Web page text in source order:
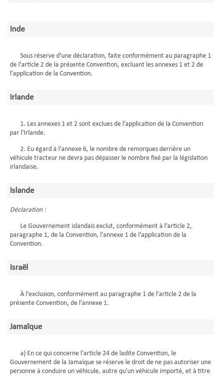
Inde
Sous réserve d'une déclaration, faite conformément au paragraphe 1
de l'article 2 de la présente Convention, excluant les annexes 1 et 2 de
l'application de la Convention.
Irlande
1. Les annexes 1 et 2 sont exclues de l'application de la Convention
par l'Irlande.
2. Eu égard à l'annexe 6, le nombre de remorques derrière un
véhicule tracteur ne devra pas dépasser le nombre fixé par la législation
irlandaise.
Islande
Déclaration :
Le Gouvernement islandais exclut, conformément à l'article 2,
paragraphe 1, de la Convention, l'annexe 1 de l'application de la
Convention.
Israël
À l'exclusion, conformément au paragraphe 1 de l'article 2 de la
présente Convention, de l'annexe 1.
Jamaïque
a) En ce qui concerne l'article 24 de ladite Convention, le
Gouvernement de la Jamaïque se réserve le droit de ne pas autoriser une
personne à conduire un véhicule, autre qu'un véhicule importé, et à titre